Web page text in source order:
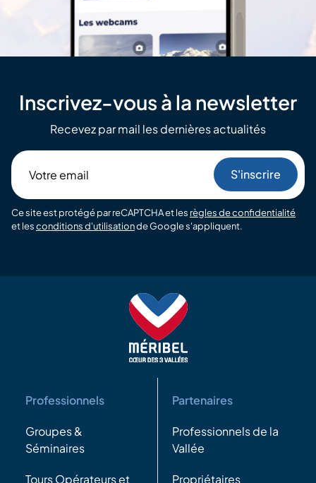
Inscrivez-vous à la newsletter
Recevez par mail les dernières actualités
email
Ce site est protégé par reCAPTCHA et les règles de confidentialité
et lesconditions d'utilisationde Google s'appliquent.
Professionnels
Groupes &
Séminaires
Tours Opérateurs et
Partenaires
Professionnels de la
Vallée
Propriétaires